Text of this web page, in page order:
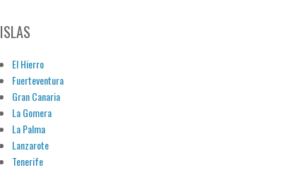
ISLAS
El Hierro
Fuerteventura
Gran Canaria
La Gomera
La Palma
Lanzarote
Tenerife